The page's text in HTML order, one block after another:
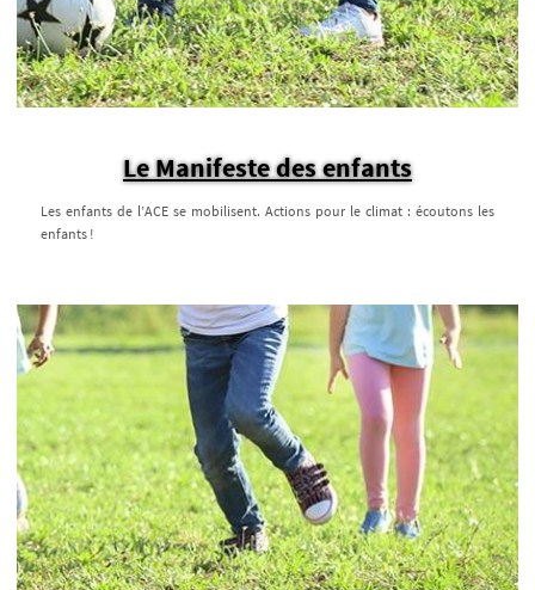
Le Manifeste des enfants
Les enfants de l’ACE se mobilisent. Actions pour le climat : écoutons les
enfants !